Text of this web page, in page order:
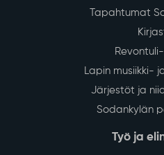
Tapahtumat
Lapin musiikki-
Järjestöt ja
Sodankylän
Työ ja